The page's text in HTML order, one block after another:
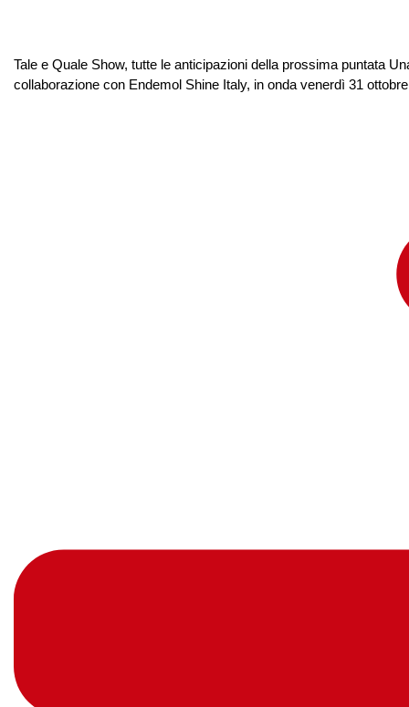
Tale e Quale Show, tutte le anticipazioni della prossima puntata
collaborazione con Endemol Shine Italy, in onda venerdì 31